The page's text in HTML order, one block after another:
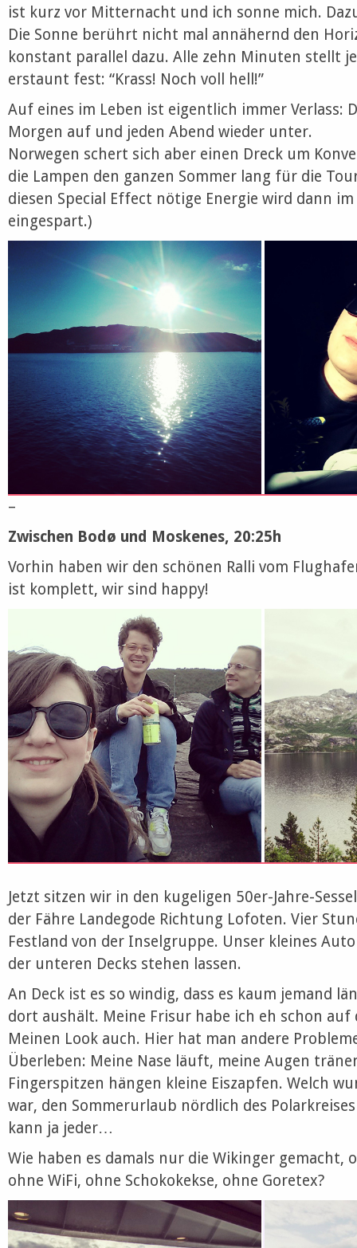
ist kurz vor Mitternacht und ich sonne mich.
Die Sonne berührt nicht mal annähernd den
konstant parallel dazu. Alle zehn Minuten stellt
erstaunt fest: “Krass! Noch voll hell!”
Auf eines im Leben ist eigentlich immer Verlass:
Morgen auf und jeden Abend wieder unter.
Norwegen schert sich aber einen Dreck um
die Lampen den ganzen Sommer lang für die
diesen Special Effect nötige Energie wird dann
eingespart.)
–
Zwischen Bodø und Moskenes, 20:25h
Vorhin haben wir den schönen Ralli vom
ist komplett, wir sind happy!
Jetzt sitzen wir in den kugeligen 50er-Jahre-
der Fähre Landegode Richtung Lofoten. Vier
Festland von der Inselgruppe. Unser kleines
der unteren Decks stehen lassen.
An Deck ist es so windig, dass es kaum jemand
dort aushält. Meine Frisur habe ich eh schon auf
Meinen Look auch. Hier hat man andere
Überleben: Meine Nase läuft, meine Augen
Fingerspitzen hängen kleine Eiszapfen. Welch
war, den Sommerurlaub nördlich des
kann ja jeder…
Wie haben es damals nur die Wikinger gemacht,
ohne WiFi, ohne Schokokekse, ohne Goretex?